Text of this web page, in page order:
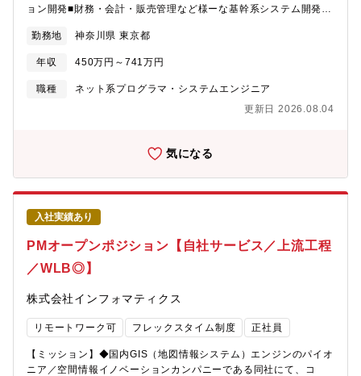
JAVA、SQL、Ｃ など■環境：AWS、Azure、物理／仮想基盤、
SQLServer、Oracle、ActiveDirectory【情報共有のツール】
大級の基幹システムの運用保守に従事できる誇り。また、NECと
して取り組んでいるDX化への参画や最新技術を組み込んだ基幹シ
時：主任または、管理職（マネージャー）として採用 5年後：管
【働き方】ハイブリットワーク：リモートワーク80%、適宜20%
出社【出向】有【客先常駐】無【応募者へのメッセージ】・NEC
の社内システムにおいてもDXが進んでおり、新技術に触れること
が多く変革を感じることができます。 またNEC債大規模のシス
テムの運用保守や社内システムのDX改革に参画出来ると大きな経
験が出来ます。・業務においてはリモートワーク中心ですので個
人の時間やご家庭の時間を作りやすいです。
ョン開発■財務・会計・販売管理など様ーな基幹系システム開発■
https://youtu.be/ulUurhBbBKg
勤務地 神奈川県 東京都
年収 450万円～741万円
職種
ネット系プログラマ・システムエンジニア
更新日 2026.08.04
気になる
入社実績あり
PMオープンポジション【自社サービス／上流工程
／WLB◎】
株式会社インフォマティクス
リモートワーク可 フレックスタイム制度 正社員
【ミッション】◆国内GIS（地図情報システム）エンジンのパイオ
ニア／空間情報イノベーションカンパニーである同社にて、コ